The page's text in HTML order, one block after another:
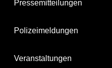
Pressemitteilungen
Polizeimeldungen
Veranstaltungen